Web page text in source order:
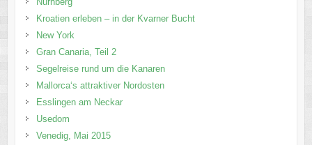
Kroatien erleben – in der Kvarner Bucht
New York
Gran Canaria, Teil 2
Segelreise rund um die Kanaren
Mallorca‘s attraktiver Nordosten
Esslingen am Neckar
Usedom
Venedig, Mai 2015